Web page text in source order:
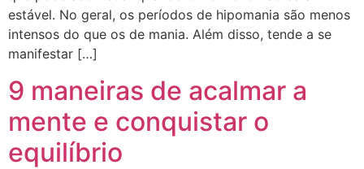
estável. No geral, os períodos de hipomania são menos
intensos do que os de mania. Além disso, tende a se
manifestar […]
9 maneiras de acalmar a
mente e conquistar o
equilíbrio